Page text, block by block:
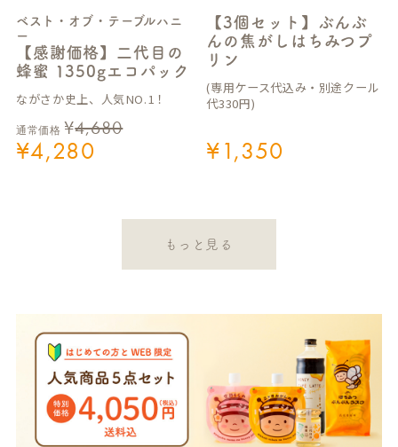
ベスト・オブ・テーブルハニ
ー
【感謝価格】二代目の
蜂蜜 1350gエコパック
ながさか史上、人気NO.1！
通常価格 ¥4,680
¥4,280
【3個セット】ぶんぶ
んの焦がしはちみつプ
リン
(専用ケース代込み・別途クール
代330円)
¥1,350
もっと見る